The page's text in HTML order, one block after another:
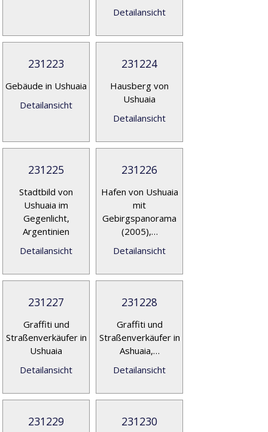
Detailansicht
231223
Gebäude in Ushuaia
Detailansicht
231224
Hausberg von
Ushuaia
Detailansicht
231225
Stadtbild von
Ushuaia im
Gegenlicht,
Argentinien
Detailansicht
231226
Hafen von Ushuaia
mit
Gebirgspanorama
(2005),…
Detailansicht
231227
Graffiti und
Straßenverkäufer in
Ushuaia
Detailansicht
231228
Graffiti und
Straßenverkäufer in
Ashuaia,…
Detailansicht
231229 231230